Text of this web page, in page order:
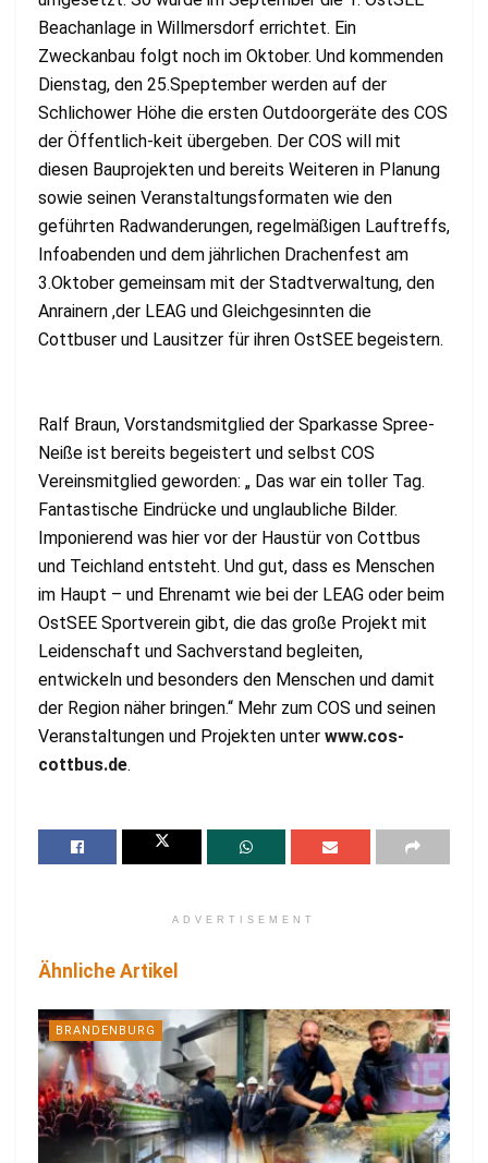
Beachanlage in Willmersdorf errichtet. Ein
Zweckanbau folgt noch im Oktober. Und kommenden
Dienstag, den 25.Speptember werden auf der
Schlichower Höhe die ersten Outdoorgeräte des COS
der Öffentlich-keit übergeben. Der COS will mit
diesen Bauprojekten und bereits Weiteren in Planung
sowie seinen Veranstaltungsformaten wie den
geführten Radwanderungen, regelmäßigen Lauftreffs,
Infoabenden und dem jährlichen Drachenfest am
3.Oktober gemeinsam mit der Stadtverwaltung, den
Anrainern ,der LEAG und Gleichgesinnten die
Cottbuser und Lausitzer für ihren OstSEE begeistern.
Ralf Braun, Vorstandsmitglied der Sparkasse Spree-
Neiße ist bereits begeistert und selbst COS
Vereinsmitglied geworden: „ Das war ein toller Tag.
Fantastische Eindrücke und unglaubliche Bilder.
Imponierend was hier vor der Haustür von Cottbus
und Teichland entsteht. Und gut, dass es Menschen
im Haupt – und Ehrenamt wie bei der LEAG oder beim
OstSEE Sportverein gibt, die das große Projekt mit
Leidenschaft und Sachverstand begleiten,
entwickeln und besonders den Menschen und damit
der Region näher bringen.“ Mehr zum COS und seinen
Veranstaltungen und Projekten unter www.cos-
cottbus.de.
ADVERTISEMENT
Ähnliche Artikel
BRANDENBURG